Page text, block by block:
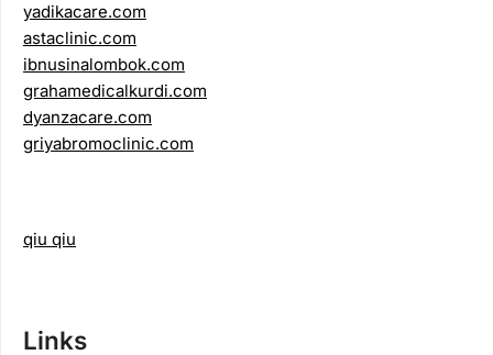
yadikacare.com
astaclinic.com
ibnusinalombok.com
grahamedicalkurdi.com
dyanzacare.com
griyabromoclinic.com
qiu qiu
Links